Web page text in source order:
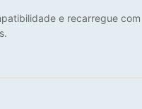
e recarregue com